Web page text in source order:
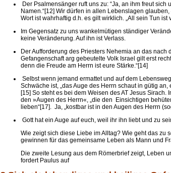
Der Psalmensänger ruft uns zu: “Ja, an ihm freut
Namen.“[12] Wir dürfen in allen Lebenslagen
Wort ist wahrhaftig d.h. es gilt wirklich. „All sein Tun ist
Im Gegensatz zu uns wankelmütigen ständiger
keine Veränderung. Auf ihn ist Verlass.
Der Aufforderung des Priesters Nehemia an das
Gefangenschaft arg gebeutelte Volk Israel gilt erst
denn die Freude am Herrn ist eure Stärke.“[14]
Selbst wenn jemand ermattet und auf dem
Schwäche ist, „das Auge des Herrn schaut in gütig
[15] So steht es bei dem Weisen des AT Jesus Sirach.
den »Augen des Herrn«, „die den Einsichtigen
lieben“[17]. Ja, „kostbar ist in den Augen des Herrn
Gott hat ein Auge auf euch, weil ihr ihn liebt und zu
Wie zeigt sich diese Liebe im Alltag? Wie geht das zu
gewinnen für das gemeinsame Leben als Mann und
Die zweite Lesung aus dem Römerbrief zeigt, Leben
fordert Paulus auf